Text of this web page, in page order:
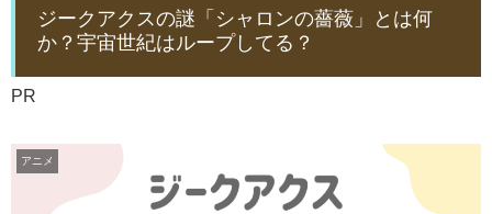
ジークアクスの謎「シャロンの薔薇」とは何
か？宇宙世紀はループしてる？
PR
アニメ